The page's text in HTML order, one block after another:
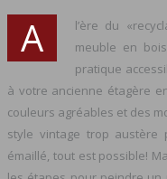
A
l’ère du
meuble en
pratique
à votre ancienne étagère
couleurs agréables et des
style vintage trop
émaillé, tout est possible!